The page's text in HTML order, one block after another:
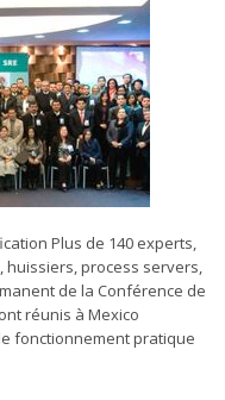
Plus de 140 experts,
process servers,
de la Conférence de
réunis à Mexico
fonctionnement pratique